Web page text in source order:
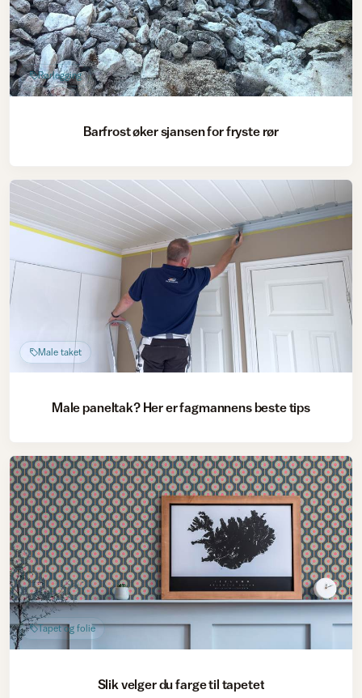
Rørlegging
Barfrost øker sjansen for fryste rør
Male taket
Male paneltak? Her er fagmannens beste tips
Tapet og folie
Slik velger du farge til tapetet